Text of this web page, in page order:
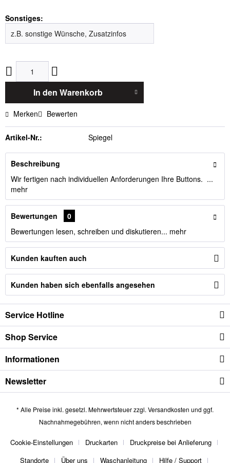
Sonstiges:
In den Warenkorb
Merken Bewerten
Artikel-Nr.: Spiegel
Beschreibung
Wir fertigen nach individuellen Anforderungen Ihre Buttons. ...
mehr
Bewertungen
0
Bewertungen lesen, schreiben und diskutieren... mehr
Kunden kauften auch
Kunden haben sich ebenfalls angesehen
Service Hotline
Shop Service
Informationen
Newsletter
* Alle Preise inkl. gesetzl. Mehrwertsteuer zzgl. Versandkosten und ggf.
Nachnahmegebühren, wenn nicht anders beschrieben
Cookie-Einstellungen Druckarten
Druckpreise bei Anlieferung
Standorte
Über uns Waschanleitung Hilfe / Support